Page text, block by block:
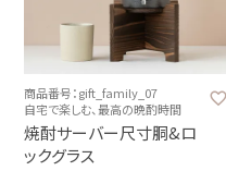
商品番号：gift_family_07
自宅で楽しむ、最高の晩酌時間
焼酎サーバー尺寸胴&ロ
ックグラス